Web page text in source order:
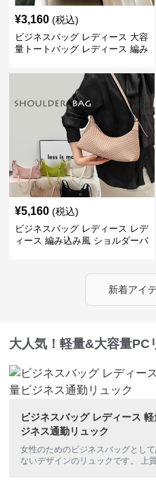
¥3,160 (税込)
ビジネスバッグ レディース 大容
量トートバッグ レディース 編み
¥5,160 (税込)
ビジネスバッグ レディース レデ
ィース 編み込み風 ショルダーバ
新着アイ
大人気！軽量&大容量PC
ビジネスバッグ レディース
ジネス通勤リュック
女性のためのビジネスバッグとし
ないデザインのリュックです。 上